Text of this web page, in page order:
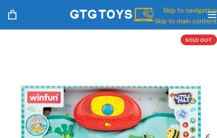
Skip to navigation
Skip to main content
SOLD OUT